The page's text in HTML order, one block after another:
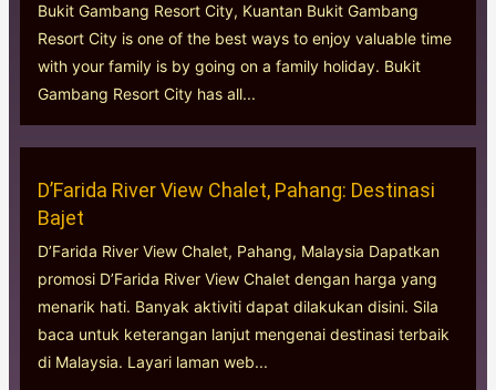
Bukit Gambang Resort City, Kuantan Bukit Gambang
Resort City is one of the best ways to enjoy valuable time
with your family is by going on a family holiday. Bukit
Gambang Resort City has all...
D’Farida River View Chalet, Pahang: Destinasi
Bajet
D’Farida River View Chalet, Pahang, Malaysia Dapatkan
promosi D’Farida River View Chalet dengan harga yang
menarik hati. Banyak aktiviti dapat dilakukan disini. Sila
baca untuk keterangan lanjut mengenai destinasi terbaik
di Malaysia. Layari laman web...